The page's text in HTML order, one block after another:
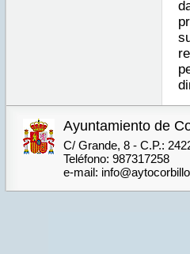
Ayuntamiento de
C/ Grande, 8 - C.P.:
Teléfono: 987317258
e-mail: